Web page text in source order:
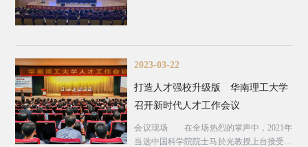
2023-03-22
打造人才强校升级版 华南理工大学
召开新时代人才工作会议
会议现场 在全场热烈的掌声中，2021年
当选中国科学院院士马於光教授上台接受贺